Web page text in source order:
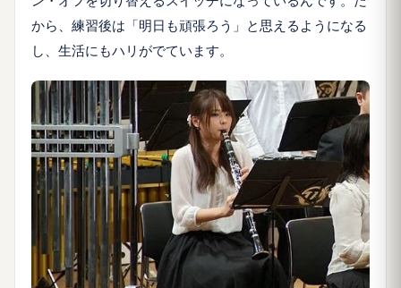
から、練習後は「明日も頑張ろう」と思えるようになる
し、生活にもハリがでています。